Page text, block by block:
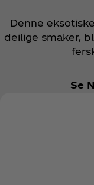
Denne
deilige smaker,
Se